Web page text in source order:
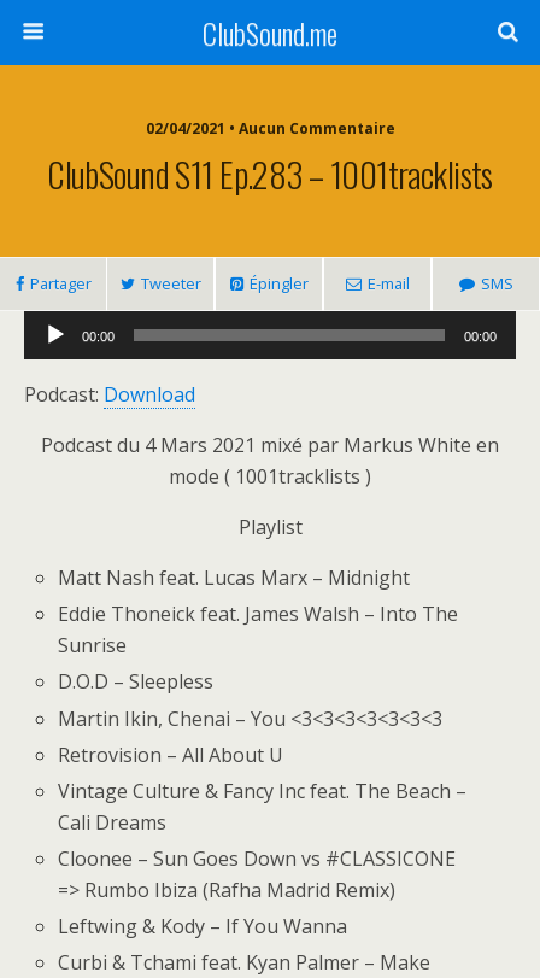
ClubSound.me
02/04/2021 • Aucun Commentaire
ClubSound S11 Ep.283 – 1001tracklists
Partager Tweeter Épingler E-mail SMS
Lecteur
audio
00:00 00:00
Podcast: Download
Podcast du 4 Mars 2021 mixé par Markus White en
mode ( 1001tracklists )
Playlist
Matt Nash feat. Lucas Marx – Midnight
Eddie Thoneick feat. James Walsh – Into The
Sunrise
D.O.D – Sleepless
Martin Ikin, Chenai – You <3<3<3<3<3<3<3
Retrovision – All About U
Vintage Culture & Fancy Inc feat. The Beach –
Cali Dreams
Cloonee – Sun Goes Down vs #CLASSICONE
=> Rumbo Ibiza (Rafha Madrid Remix)
Leftwing & Kody – If You Wanna
Curbi & Tchami feat. Kyan Palmer – Make